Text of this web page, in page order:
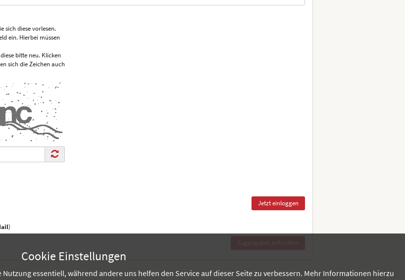
sich diese vorlesen.
ein. Hierbei müssen
bitte neu. Klicken
sich die Zeichen auch
)
Cookie Einstellungen
essentiell, während andere uns helfen den Service auf dieser Seite zu verbessern. Mehr Informationen hierzu